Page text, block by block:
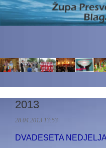
2013
28.04.2013 13:53
DVADESETA